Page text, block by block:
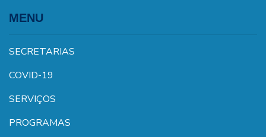
MENU
SECRETARIAS
COVID-19
SERVIÇOS
PROGRAMAS